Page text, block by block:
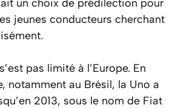
un choix de prédilection pour
jeunes conducteurs cherchant
pas limité à l’Europe. En
notamment au Brésil, la Uno a
2013, sous le nom de Fiat